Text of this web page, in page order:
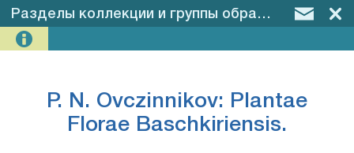
Разделы коллекции и группы образцов –P. N.
P. N. Ovczinnikov: Plantae
Florae Baschkiriensis.